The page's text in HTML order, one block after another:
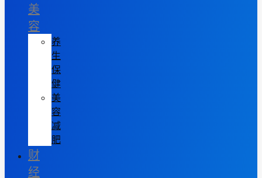
美
容
养
生
保
健
美
容
减
肥
财
经